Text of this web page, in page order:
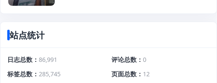
站点统计
日志总数 86,991 评论总数
0
标签总数
285,745 页面总数
12